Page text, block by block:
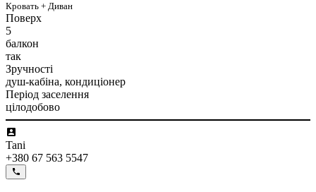
Кровать + Диван
Поверх
5
балкон
так
Зручності
душ-кабіна, кондиціонер
Період заселення
цілодобово
Tani
+380 67 563 5547